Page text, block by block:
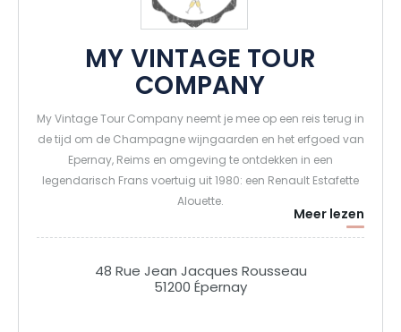
MY VINTAGE TOUR
COMPANY
My Vintage Tour Company neemt je mee op een reis terug in
de tijd om de Champagne wijngaarden en het erfgoed van
Epernay, Reims en omgeving te ontdekken in een
legendarisch Frans voertuig uit 1980: een Renault Estafette
Alouette.
Ons inkomend agentschap biedt een waaier aan diensten
om je alles te vertellen over de geschiedenis van de
Champagnestreek en de geheimen te onthullen van hoe
Champagne gemaakt wordt via ongewone uitstapjes in
Meer lezen
48 Rue Jean Jacques Rousseau
51200 Épernay